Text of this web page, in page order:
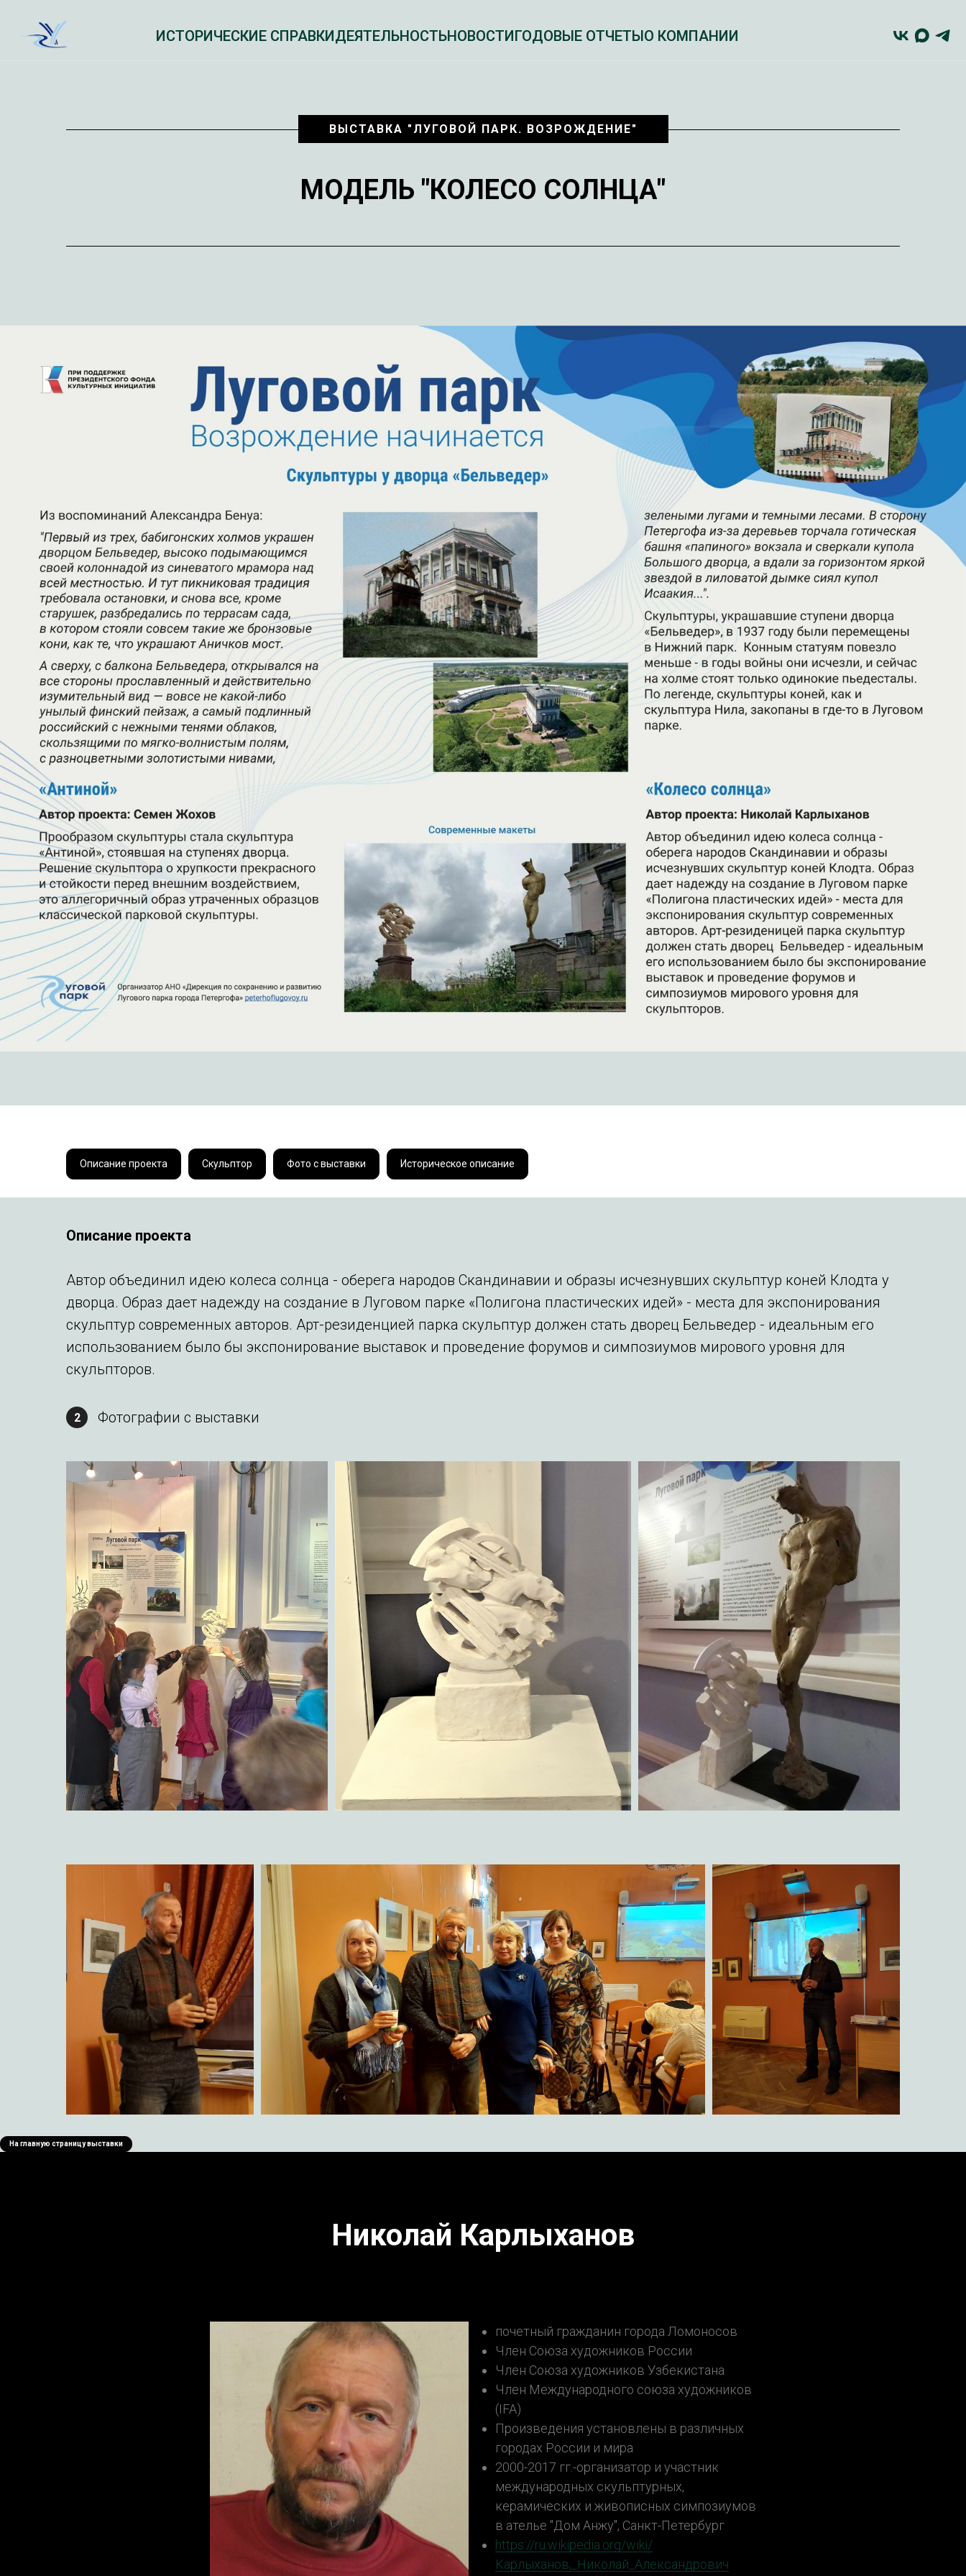
ИСТОРИЧЕСКИЕ СПРАВКИДЕЯТЕЛЬНОСТЬНОВОСТИГОДОВЫЕ ОТЧЕТЫО КОМПАНИИ
ВЫСТАВКА "ЛУГОВОЙ ПАРК. ВОЗРОЖДЕНИЕ"
МОДЕЛЬ "КОЛЕСО СОЛНЦА"
Описание проекта Скульптор Фото с выставки Историческое описание
Описание проекта
Автор объединил идею колеса солнца - оберега народов Скандинавии и образы исчезнувших скульптур коней Клодта у
дворца. Образ дает надежду на создание в Луговом парке «Полигона пластических идей» - места для экспонирования
скульптур современных авторов. Арт-резиденцией парка скульптур должен стать дворец Бельведер - идеальным его
использованием было бы экспонирование выставок и проведение форумов и симпозиумов мирового уровня для
скульпторов.
2 Фотографии с выставки
На главную страницу выставки
Николай Карлыханов
почетный гражданин города Ломоносов
Член Союза художников России
Член Союза художников Узбекистана
Член Международного союза художников
(IFA)
Произведения установлены в различных
городах России и мира
2000-2017 гг.-организатор и участник
международных скульптурных,
керамических и живописных симпозиумов
в ателье "Дом Анжу", Санкт-Петербург
https://ru.wikipedia.org/wiki/
Карлыханов,_Николай_Александрович